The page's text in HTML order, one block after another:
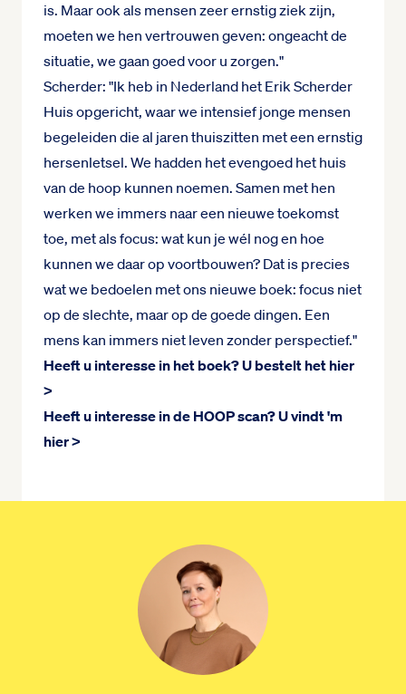
is. Maar ook als mensen zeer ernstig ziek zijn,
moeten we hen vertrouwen geven: ongeacht de
situatie, we gaan goed voor u zorgen."
Scherder: "Ik heb in Nederland het Erik Scherder
Huis opgericht, waar we intensief jonge mensen
begeleiden die al jaren thuiszitten met een ernstig
hersenletsel. We hadden het evengoed het huis
van de hoop kunnen noemen. Samen met hen
werken we immers naar een nieuwe toekomst
toe, met als focus: wat kun je wél nog en hoe
kunnen we daar op voortbouwen? Dat is precies
wat we bedoelen met ons nieuwe boek: focus niet
op de slechte, maar op de goede dingen. Een
mens kan immers niet leven zonder perspectief."
Heeft u interesse in het boek?U bestelt het hier
>
Heeft u interesse in de HOOP scan?U vindt 'm
hier >